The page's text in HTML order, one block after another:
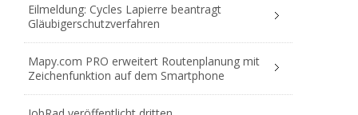
Eilmeldung: Cycles Lapierre beantragt
Gläubigerschutzverfahren
Mapy.com PRO erweitert Routenplanung mit
Zeichenfunktion auf dem Smartphone